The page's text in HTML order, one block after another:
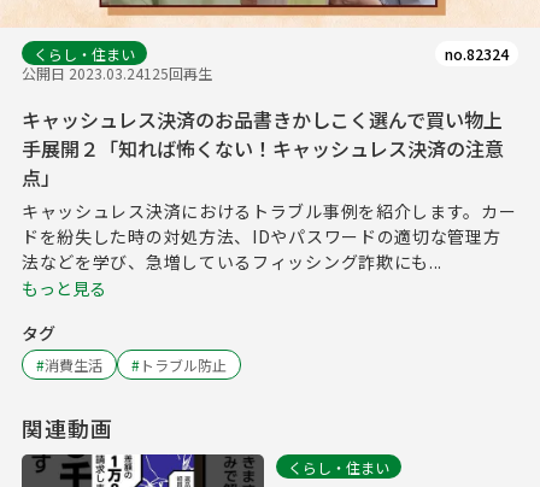
くらし・住まい
公開日 2023.03.24125回再生
no.82324
キャッシュレス決済のお品書きかしこく選んで買い物上
手展開２「知れば怖くない！キャッシュレス決済の注意
点」
キャッシュレス決済におけるトラブル事例を紹介します。カー
ドを紛失した時の対処方法、IDやパスワードの適切な管理方
法などを学び、急増しているフィッシング詐欺にも...
もっと見る
タグ
#消費生活 #トラブル防止
関連動画
くらし・住まい